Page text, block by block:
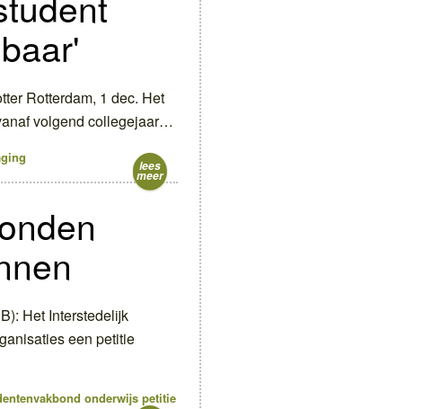
Rotterdam, 1 dec. Het
volgend collegejaar…
lees
meer
Het Interstedelijk
een petitie
onderwijs petitie